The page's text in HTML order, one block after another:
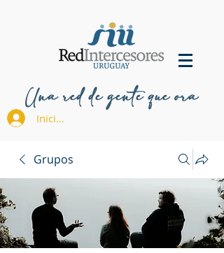
Una red de gente que ora
Iniciar sesión
Grupos